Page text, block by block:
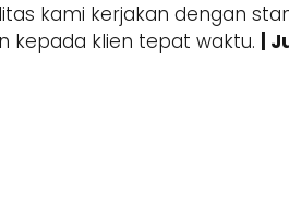
kami kerjakan dengan
kepada klien tepat waktu.
|